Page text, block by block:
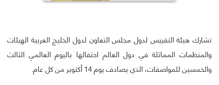
تشارك هيئة التقييس لدول مجلس التعاون لدول الخليج العربية الهيئات
والمنظمات المماثلة في دول العالم احتفالها باليوم العالمي الثالث
والخمسين للمواصفات، الذي يصادف يوم 14 أكتوبر من كل عام.